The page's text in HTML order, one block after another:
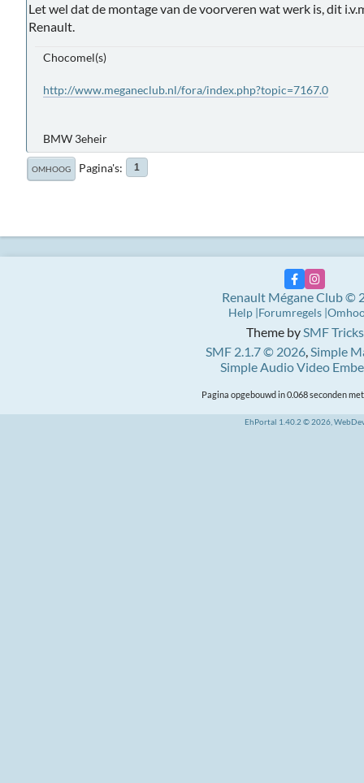
Let wel dat de montage van de voorveren wat werk is, dit
Renault.
Chocomel(s)
http://www.meganeclub.nl/fora/index.php?topic=7167.0
BMW 3eheir
OMHOOG Pagina's 1
Theme bySMF Tricks
SMF 2.1.7 © 2026,Simple
Simple Audio Video
Renault Mégane Club ©
Help Forumregels
Pagina opgebouwd in 0.068 seconden
EhPortal 1.40.2 © 2026,